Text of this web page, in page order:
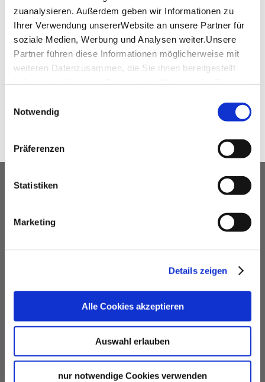
zuanalysieren. Außerdem geben wir Informationen zu
Ihrer Verwendung unsererWebsite an unsere Partner für
soziale Medien, Werbung und Analysen weiter.Unsere
Partner führen diese Informationen möglicherweise mit
weiteren Datenzusammen, die Sie ihnen bereitgestellt
Impressum
Notwendig
Präferenzen
Statistiken
Marketing
Details zeigen
Alle Cookies akzeptieren
Auswahl erlauben
nur notwendige Cookies verwenden
Downloads
Grundriss_Floor_plan(PDF, 84.28 KB)
UNSER SERVICE FÜR
Vermittlung von Veranstaltungslocations &